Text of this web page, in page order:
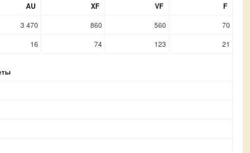
AU XF VF
F
3 470 860 560
70
16 74 123 21